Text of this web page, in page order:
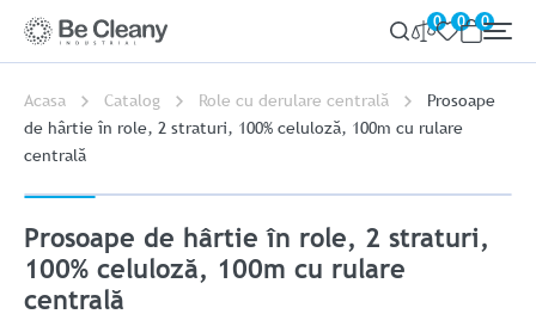
0 0 0
Acasa Catalog Role cu derulare centrală
Prosoape
de hârtie în role, 2 straturi, 100% celuloză, 100m cu rulare
centrală
Prosoape de hârtie în role, 2 straturi,
100% celuloză, 100m cu rulare
centrală